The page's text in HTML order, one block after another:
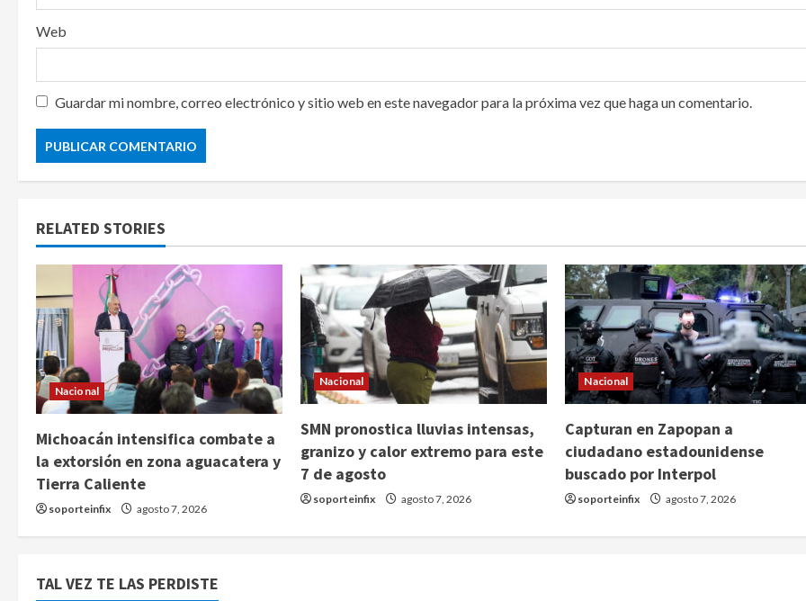
Web
Guardar mi nombre, correo electrónico y sitio web en este navegador para la próxima vez que haga un comentario.
RELATED STORIES
Nacional
Michoacán intensifica combate a
la extorsión en zona aguacatera y
Tierra Caliente
soporteinfix agosto 7, 2026
Nacional
SMN pronostica lluvias intensas,
granizo y calor extremo para este
7 de agosto
soporteinfix agosto 7, 2026
Nacional
Capturan en Zapopan a
ciudadano estadounidense
buscado por Interpol
soporteinfix agosto 7, 2026
TAL VEZ TE LAS PERDISTE